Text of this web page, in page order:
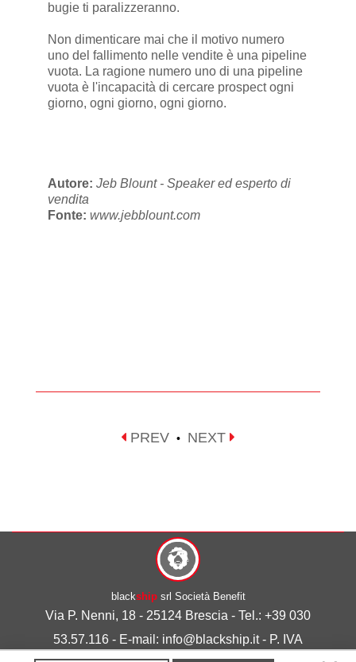
bugie ti paralizzeranno.
Non dimenticare mai che il motivo numero
uno del fallimento nelle vendite è una pipeline
vuota. La ragione numero uno di una pipeline
vuota è l'incapacità di cercare prospect ogni
giorno, ogni giorno, ogni giorno.
Autore: Jeb Blount - Speaker ed esperto di
vendita
Fonte: www.jebblount.com
PREV • NEXT
blackshipsrl Società Benefit
Via P. Nenni, 18 - 25124 Brescia - Tel.: +39 030
53.57.116 - E-mail: info@blackship.it - P. IVA